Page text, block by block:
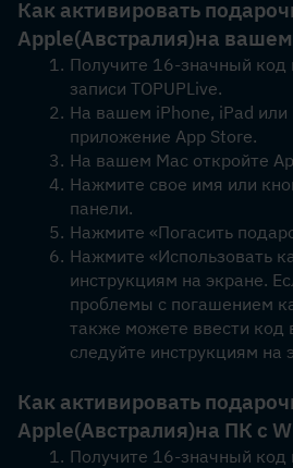
Как активировать
Apple(Австралия)на
Получите 16-значный код
записи TOPUPLive.
На вашем iPhone, iPad или
приложение App Store.
На вашем Mac откройте
Нажмите свое имя или
панели.
Нажмите «Погасить
Нажмите «Использовать
инструкциям на экране.
проблемы с погашением
также можете ввести код
следуйте инструкциям на
Как активировать
Apple(Австралия)на ПК с
Получите 16-значный код